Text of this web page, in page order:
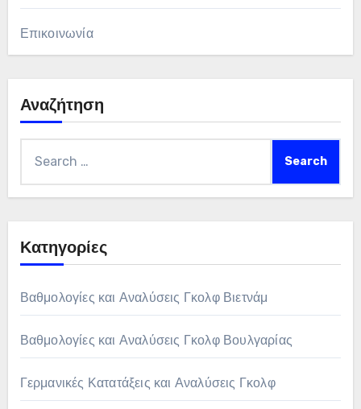
Επικοινωνία
Αναζήτηση
for:
Κατηγορίες
Βαθμολογίες και Αναλύσεις Γκολφ Βιετνάμ
Βαθμολογίες και Αναλύσεις Γκολφ Βουλγαρίας
Γερμανικές Κατατάξεις και Αναλύσεις Γκολφ